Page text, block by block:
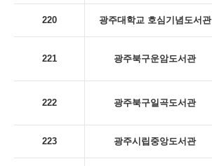
220 광주대학교 호심기념도서관
221 광주북구운암도서관
222 광주북구일곡도서관
223 광주시립중앙도서관